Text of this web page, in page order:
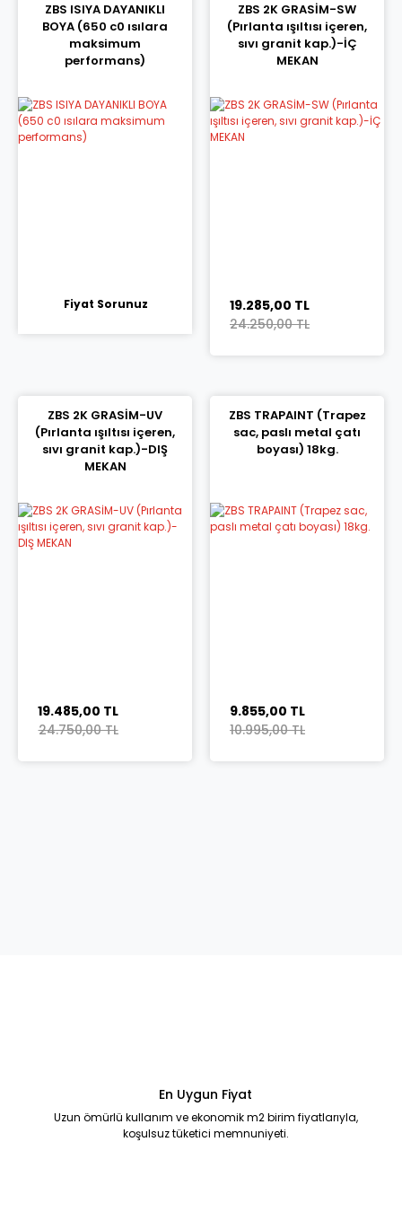
ZBS ISIYA DAYANIKLI
BOYA (650 c0 ısılara
maksimum
performans)
Fiyat Sorunuz
ZBS 2K GRASİM-SW
(Pırlanta ışıltısı içeren,
sıvı granit kap.)-İÇ
MEKAN
19.285,00 TL
24.250,00 TL
ZBS 2K GRASİM-UV
(Pırlanta ışıltısı içeren,
sıvı granit kap.)-DIŞ
MEKAN
19.485,00 TL
24.750,00 TL
ZBS TRAPAINT (Trapez
sac, paslı metal çatı
boyası) 18kg.
9.855,00 TL
10.995,00 TL
En Uygun Fiyat
Uzun ömürlü kullanım ve ekonomik m2 birim fiyatlarıyla,
koşulsuz tüketici memnuniyeti.